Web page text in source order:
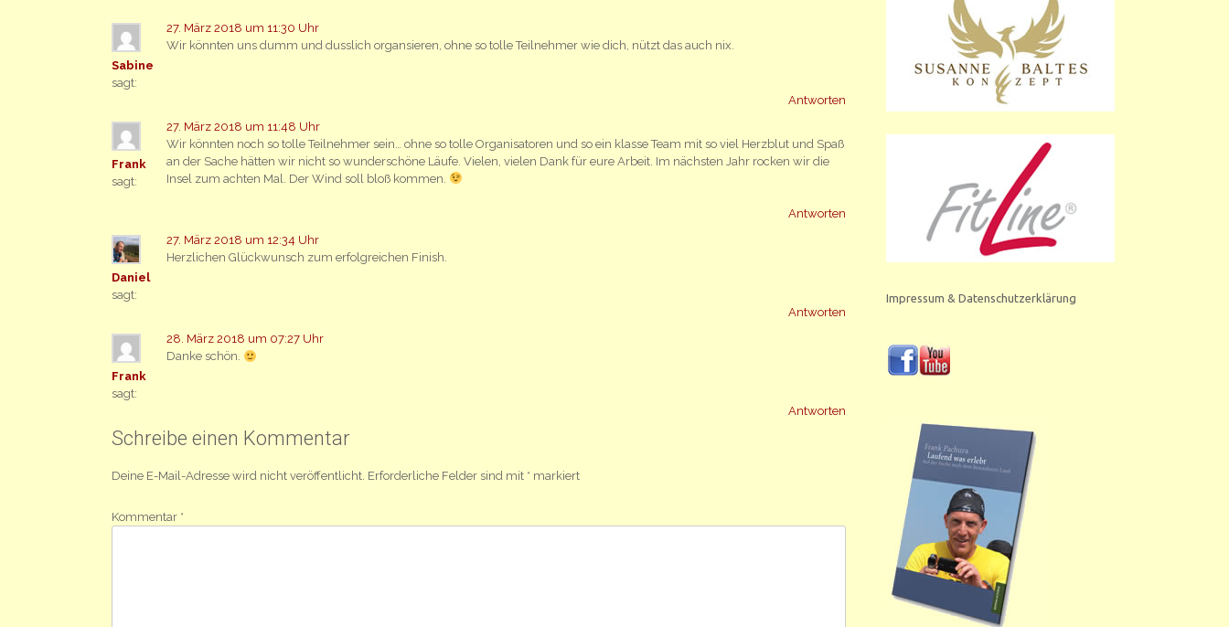
Sabine
sagt:
27. März 2018 um 11:30 Uhr
Wir könnten uns dumm und dusslich organsieren, ohne so tolle Teilnehmer wie dich, nützt das auch nix.
Antworten
Frank
sagt:
27. März 2018 um 11:48 Uhr
Wir könnten noch so tolle Teilnehmer sein… ohne so tolle Organisatoren und so ein klasse Team mit so viel Herzblut und Spaß
an der Sache hätten wir nicht so wunderschöne Läufe. Vielen, vielen Dank für eure Arbeit. Im nächsten Jahr rocken wir die
Insel zum achten Mal. Der Wind soll bloß kommen.
Antworten
Daniel
sagt:
27. März 2018 um 12:34 Uhr
Herzlichen Glückwunsch zum erfolgreichen Finish.
Antworten
Frank
sagt:
28. März 2018 um 07:27 Uhr
Danke schön.
Antworten
Schreibe einen Kommentar
Deine E-Mail-Adresse wird nicht veröffentlicht. Erforderliche Felder sind mit * markiert
Kommentar *
Impressum & Datenschutzerklärung